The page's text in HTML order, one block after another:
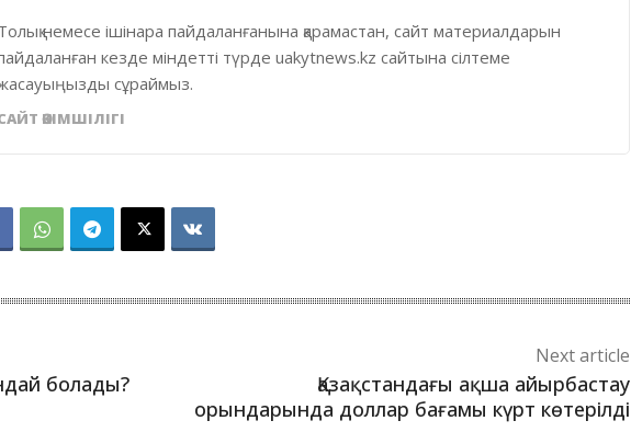
немесе ішінара пайдаланғанына қарамастан, сайт материалдарын
кезде міндетті түрде uakytnews.kz сайтына сілтеме
сұраймыз.
ӘКІМШІЛІГІ
болады?
Next article
Қазақстандағы ақша айырбастау
орындарында доллар бағамы күрт көтерілді